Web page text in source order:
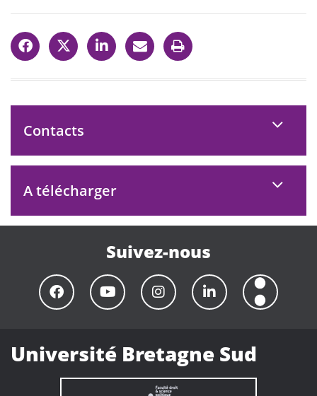
Contacts
A télécharger
Suivez-nous
Université Bretagne Sud